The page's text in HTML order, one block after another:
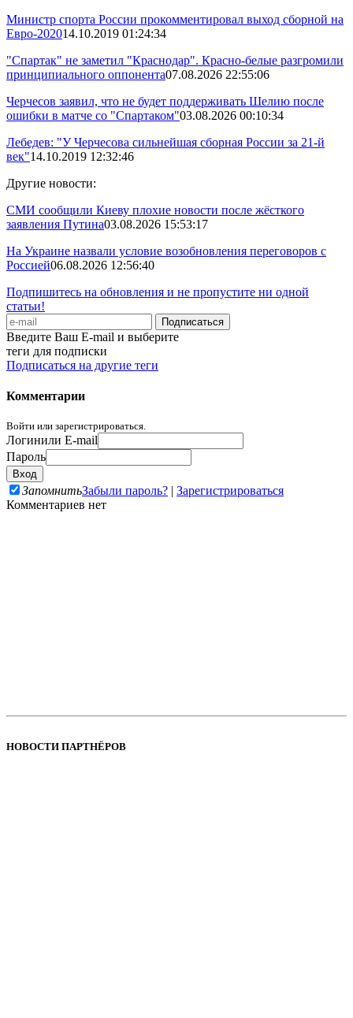
Министр спорта России прокомментировал выход сборной на
Евро-202014.10.2019 01:24:34
"Спартак" не заметил "Краснодар". Красно-белые разгромили
принципиального оппонента07.08.2026 22:55:06
Черчесов заявил, что не будет поддерживать Шелию после
ошибки в матче со "Спартаком"03.08.2026 00:10:34
Лебедев: "У Черчесова сильнейшая сборная России за 21-й
век"14.10.2019 12:32:46
Другие новости:
СМИ сообщили Киеву плохие новости после жёсткого
заявления Путина03.08.2026 15:53:17
На Украине назвали условие возобновления переговоров с
Россией06.08.2026 12:56:40
Подпишитесь на обновления и не пропустите ни одной
статьи!
Введите Ваш E-mail и выберите
теги для подписки
Подписаться на другие теги
Комментарии
Войти или зарегистрироваться.
Логинили E-mail
Пароль
ЗапомнитьЗабыли пароль? | Зарегистрироваться
Комментариев нет
НОВОСТИ ПАРТНЁРОВ